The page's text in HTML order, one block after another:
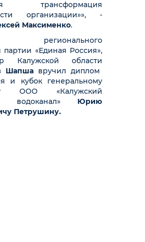
трансформация
организации»», -
Максименко.
регионального
партии «Единая Россия»,
Калужской области
Шапша вручил диплом
и кубок генеральному
ООО «Калужский
водоканал» Юрию
Петрушину.